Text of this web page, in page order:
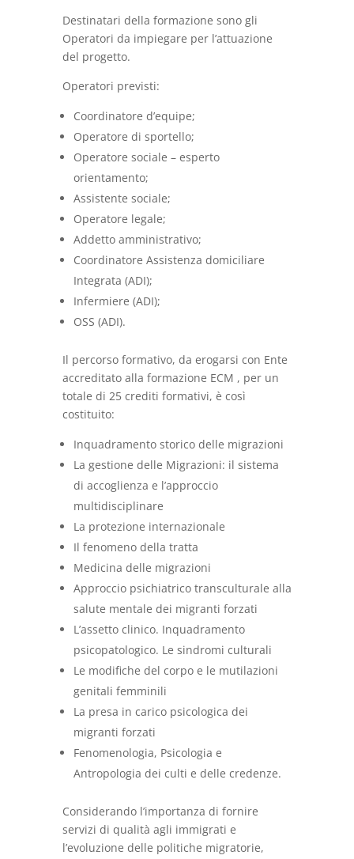
Destinatari della formazione sono gli
Operatori da impiegare per l’attuazione
del progetto.
Operatori previsti:
Coordinatore d’equipe;
Operatore di sportello;
Operatore sociale – esperto
orientamento;
Assistente sociale;
Operatore legale;
Addetto amministrativo;
Coordinatore Assistenza domiciliare
Integrata (ADI);
Infermiere (ADI);
OSS (ADI).
Il percorso formativo, da erogarsi con Ente
accreditato alla formazione ECM , per un
totale di 25 crediti formativi, è così
costituito:
Inquadramento storico delle migrazioni
La gestione delle Migrazioni: il sistema
di accoglienza e l’approccio
multidisciplinare
La protezione internazionale
Il fenomeno della tratta
Medicina delle migrazioni
Approccio psichiatrico transculturale alla
salute mentale dei migranti forzati
L’assetto clinico. Inquadramento
psicopatologico. Le sindromi culturali
Le modifiche del corpo e le mutilazioni
genitali femminili
La presa in carico psicologica dei
migranti forzati
Fenomenologia, Psicologia e
Antropologia dei culti e delle credenze.
Considerando l’importanza di fornire
servizi di qualità agli immigrati e
l’evoluzione delle politiche migratorie,